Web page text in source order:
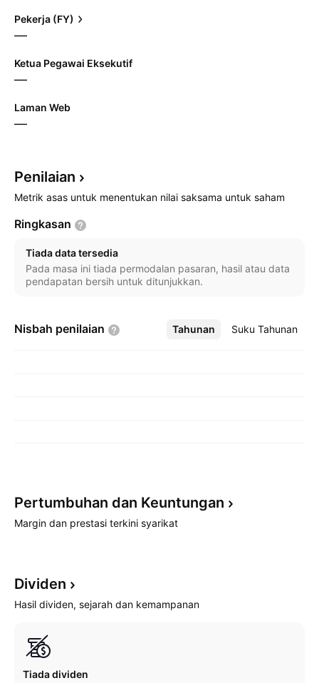
Pekerja (FY)
—
Ketua Pegawai Eksekutif
—
Laman Web
—
Penilaian
Metrik asas untuk menentukan nilai saksama untuk saham
Ringkasan
Tiada data tersedia
Pada masa ini tiada permodalan pasaran, hasil atau data
pendapatan bersih untuk ditunjukkan.
Nisbah penilaian Tahunan Suku Tahunan
Lebih
Pertumbuhan dan Keuntungan
Margin dan prestasi terkini syarikat
Dividen
Hasil dividen, sejarah dan kemampanan
Tiada dividen